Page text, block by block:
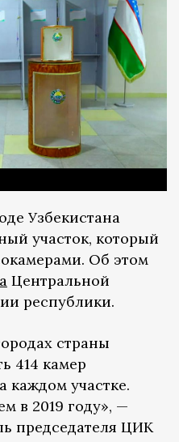
Узбекистана
участок, который
Об этом
Центральной
республики.
страны
414 камер
каждом участке.
в 2019 году», —
председателя ЦИК